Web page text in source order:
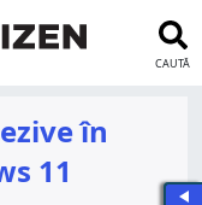
CAUTĂ
în
11